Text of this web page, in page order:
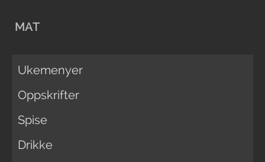
MAT
Ukemenyer
Oppskrifter
Spise
Drikke